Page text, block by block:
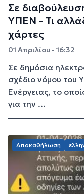
Σε
ΥΠΕΝ - Τι
χάρτες
01 Απριλίου - 16:32
Σε δημόσια
σχέδιο νόμου του
Ενέργειας, το
για την ...
Αποκαθήλωση